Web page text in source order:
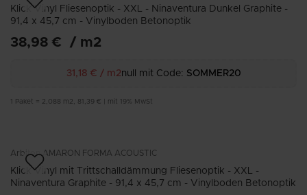
Klick Vinyl Fliesenoptik - XXL - Ninaventura Dunkel Graphite -
91,4 x 45,7 cm - Vinylboden Betonoptik
38,98 € / m2
31,18 € / m2null mit Code: SOMMER20
Paket = 2,088 m2 81,39 € mit 19% MwSt
Arbiton AMARON FORMA ACOUSTIC
Klick Vinyl mit Trittschalldämmung Fliesenoptik - XXL -
Ninaventura Graphite - 91,4 x 45,7 cm - Vinylboden Betonoptik